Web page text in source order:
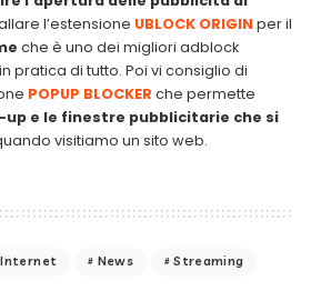
l’estensione UBLOCK ORIGIN per il
che è uno dei migliori adblock
pratica di tutto. Poi vi consiglio di
POPUP BLOCKER che permette
e le finestre pubblicitarie che si
visitiamo un sito web.
Internet News
Streaming